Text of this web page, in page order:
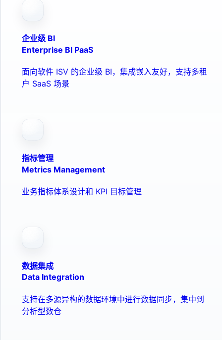
企业级 BI
Enterprise BI PaaS
面向软件 ISV 的企业级 BI，集成嵌入友好，支持多租
户 SaaS 场景
指标管理
Metrics Management
业务指标体系设计和 KPI 目标管理
数据集成
Data Integration
支持在多源异构的数据环境中进行数据同步，集中到
分析型数仓